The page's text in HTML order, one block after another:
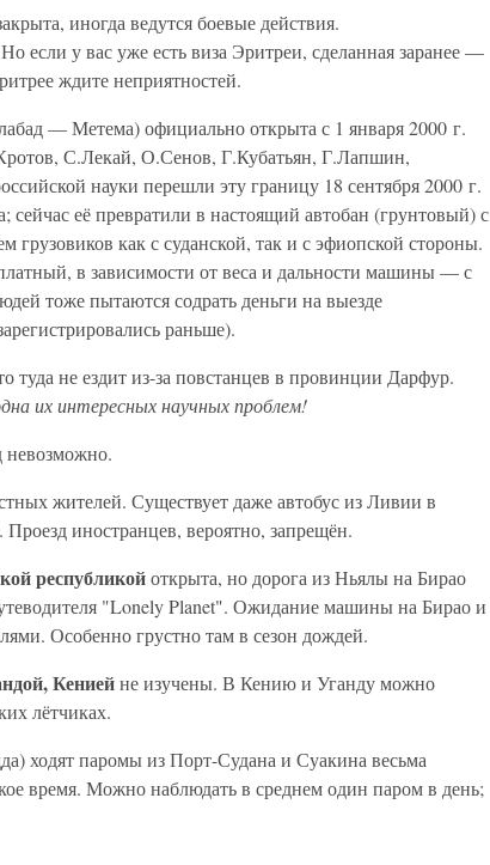
иногда ведутся боевые действия.
если у вас уже есть виза Эритреи, сделанная заранее —
ждите неприятностей.
— Метема) официально открыта с 1 января 2000 г.
С.Лекай, О.Сенов, Г.Кубатьян, Г.Лапшин,
науки перешли эту границу 18 сентября 2000 г.
сейчас её превратили в настоящий автобан (грунтовый) с
как с суданской, так и с эфиопской стороны.
в зависимости от веса и дальности машины — с
тоже пытаются содрать деньги на выезде
раньше).
туда не ездит из-за повстанцев в провинции Дарфур.
их интересных научных проблем!
невозможно.
жителей. Существует даже автобус из Ливии в
иностранцев, вероятно, запрещён.
республикойоткрыта, но дорога из Ньялы на Бирао
"Lonely Planet". Ожидание машины на Бирао и
Особенно грустно там в сезон дождей.
Кениейне изучены. В Кению и Уганду можно
лётчиках.
ходят паромы из Порт-Судана и Суакина весьма
время. Можно наблюдать в среднем один паром в день;